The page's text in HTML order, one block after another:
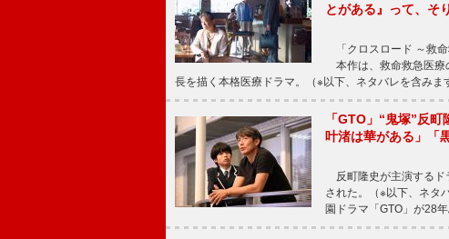
とがある』って、そ
「クロスロード ～救命
本作は、救命救急医療
長を描く本格医療ドラマ。（※以下、ネタバレを含み
「GTO」“鬼塚”反
叶渚は華がある」「
反町隆史が主演するド
された。（※以下、ネ
園ドラマ「GTO」が28